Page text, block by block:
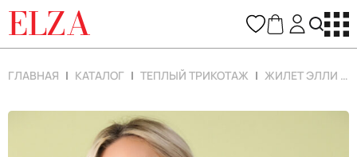
ELZA
ГЛАВНАЯ КАТАЛОГ ТЕПЛЫЙ ТРИКОТАЖ ЖИЛЕТ ЭЛЛИ (МАРСАЛА)